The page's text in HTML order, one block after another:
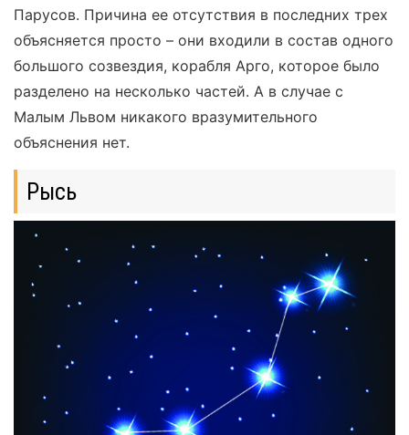
Парусов. Причина ее отсутствия в последних трех
объясняется просто – они входили в состав одного
большого созвездия, корабля Арго, которое было
разделено на несколько частей. А в случае с
Малым Львом никакого вразумительного
объяснения нет.
Рысь